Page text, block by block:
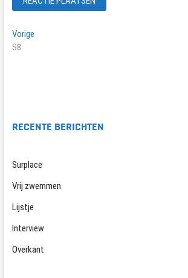
Bericht
navigatie
VorigeVorig
S8
RECENTE BERICHTEN
Surplace
Vrij zwemmen
Lijstje
Interview
Overkant